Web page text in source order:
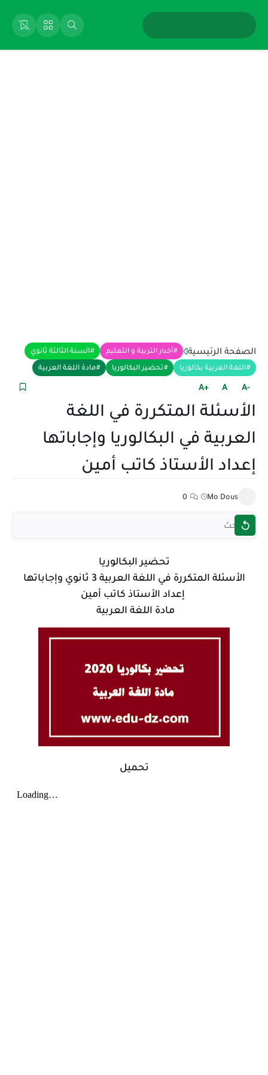
الصفحة الرئيسية أخبار التربية و التعليم السنة الثالثة ثانوي
اللغة العربية بكالوريا تحضير البكالوريا مادة اللغة العربية
+A A -A
الأسئلة المتكررة في اللغة
العربية في البكالوريا وإجاباتها
إعداد الأستاذ كاتب أمين
Mo Dous
0
تحضير البكالوريا
الأسئلة المتكررة في اللغة العربية 3 ثانوي وإجاباتها
إعداد الأستاذ كاتب أمين
مادة اللغة العربية
تحميل